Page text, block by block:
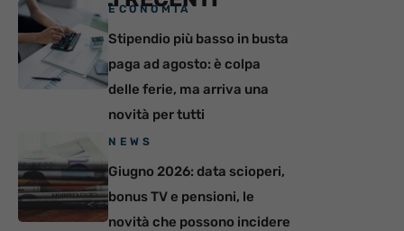
ECONOMIA
Stipendio più basso in busta
paga ad agosto: è colpa
delle ferie, ma arriva una
novità per tutti
NEWS
Giugno 2026: data scioperi,
bonus TV e pensioni, le
novità che possono incidere